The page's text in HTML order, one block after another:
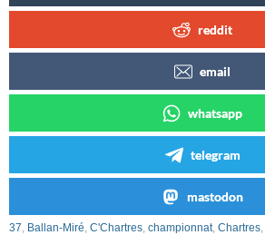
reddit
email
whatsapp
telegram
mastodon
37, Ballan-Miré, C'Chartres, championnat, Chartres,